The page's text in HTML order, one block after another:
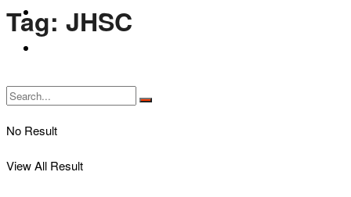
Bikers Cars
No Result
View All Result
Tag: JHSC